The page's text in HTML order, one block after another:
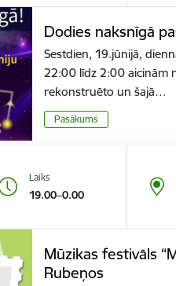
Dodies naksnīgā
Sestdien, 19.jūnijā,
22:00 līdz 2:00 aicinām
rekonstruēto un šajā…
Pasākums
Laiks
19.00–0.00
Mūzikas festivāls
Rubeņos